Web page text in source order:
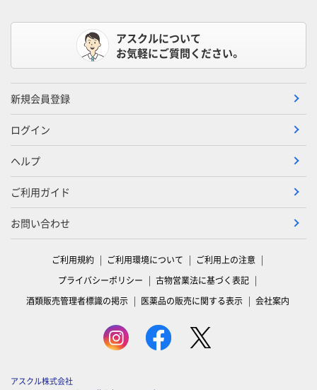
アスクルについて
お気軽にご質問ください。
新規会員登録
ログイン
ヘルプ
ご利用ガイド
お問い合わせ
ご利用規約 ご利用環境について
ご利用上の注意
プライバシーポリシー
古物営業法に基づく表記
酒類販売管理者標識の掲示
医薬品の販売に関する表示 会社案内
アスクル株式会社